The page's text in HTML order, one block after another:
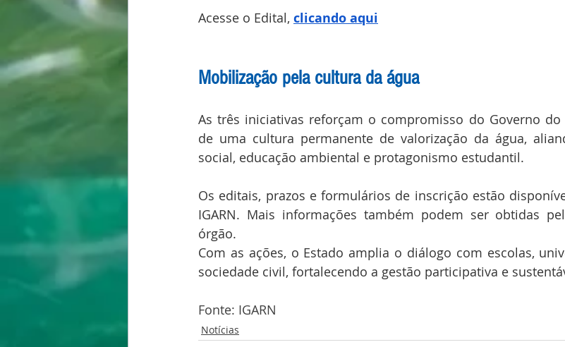
Acesse o Edital, clicando aqui
Mobilização pela cultura da água
As três iniciativas reforçam o compromisso do Governo
de uma cultura permanente de valorização da água,
social, educação ambiental e protagonismo estudantil.
Os editais, prazos e formulários de inscrição estão
IGARN. Mais informações também podem ser obtidas
órgão.
Com as ações, o Estado amplia o diálogo com escolas,
sociedade civil, fortalecendo a gestão participativa e
Fonte: IGARN
Notícias